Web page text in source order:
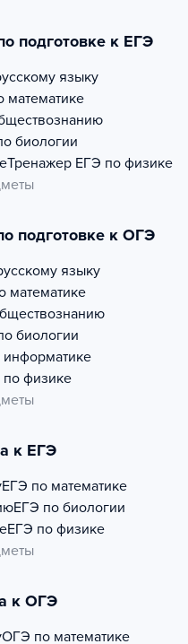
подготовке к ЕГЭ
языку
математике
биологии
Тренажер ЕГЭ по физике
подготовке к ОГЭ
языку
математике
биологии
физике
к ЕГЭ
ЕГЭ по математике
ЕГЭ по биологии
ЕГЭ по физике
к ОГЭ
ОГЭ по математике